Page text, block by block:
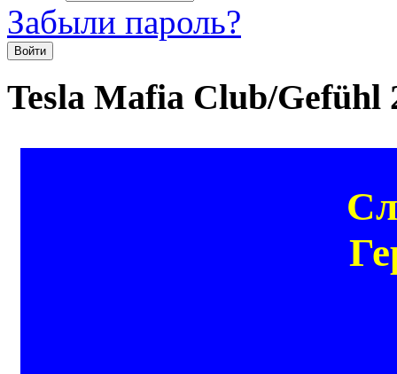
Забыли пароль?
Tesla Mafia Club/